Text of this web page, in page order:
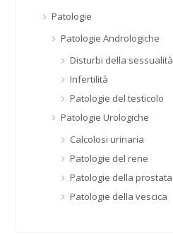
Patologie
Patologie Andrologiche
Disturbi della sessualità
Infertilità
Patologie del testicolo
Patologie Urologiche
Calcolosi urinaria
Patologie del rene
Patologie della prostata
Patologie della vescica